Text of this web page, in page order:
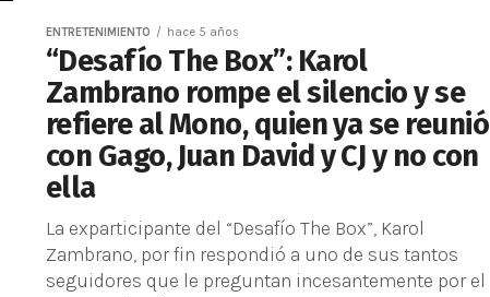
ENTRETENIMIENTO hace 5 años
“Desafío The Box”: Karol
Zambrano rompe el silencio y se
refiere al Mono, quien ya se reunió
con Gago, Juan David y CJ y no con
ella
La exparticipante del “Desafío The Box”, Karol
Zambrano, por fin respondió a uno de sus tantos
seguidores que le preguntan incesantemente por el